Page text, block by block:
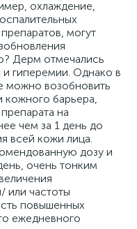
охлаждение,
могут
Дерм отмечались
гиперемии. Однако в
можно возобновить
кожного барьера,
на
чем за 1 день до
всей кожи лица.
дозу и
очень тонким
или частоты
повышенных
ежедневного